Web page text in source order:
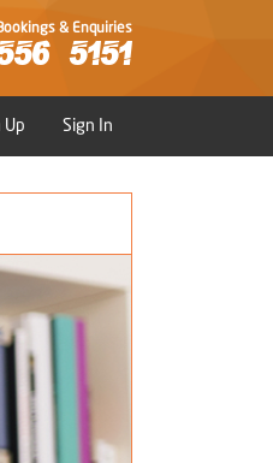
& Enquiries
5151
Up Sign In